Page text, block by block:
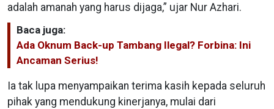
adalah amanah yang harus dijaga,” ujar Nur Azhari.
Baca juga:
Ada Oknum Back-up Tambang Ilegal? Forbina: Ini
Ancaman Serius!
Ia tak lupa menyampaikan terima kasih kepada seluruh
pihak yang mendukung kinerjanya, mulai dari